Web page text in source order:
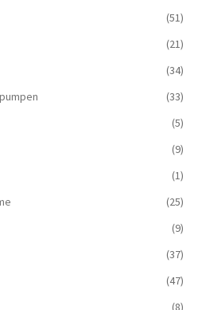
(51)
(21)
(34)
(33)
(5)
(9)
(1)
(25)
(9)
(37)
(47)
(8)